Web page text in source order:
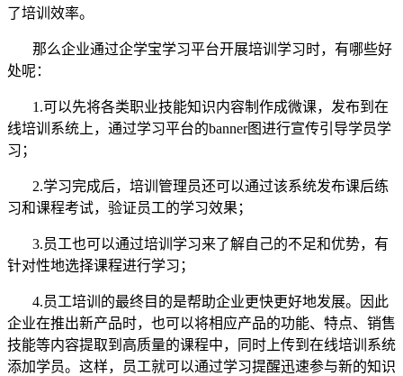
了培训效率。
那么企业通过企学宝学习平台开展培训学习时，有哪些好
处呢：
1.可以先将各类职业技能知识内容制作成微课，发布到在
线培训系统上，通过学习平台的banner图进行宣传引导学员学
习；
2.学习完成后，培训管理员还可以通过该系统发布课后练
习和课程考试，验证员工的学习效果；
3.员工也可以通过培训学习来了解自己的不足和优势，有
针对性地选择课程进行学习；
4.员工培训的最终目的是帮助企业更快更好地发展。因此
企业在推出新产品时，也可以将相应产品的功能、特点、销售
技能等内容提取到高质量的课程中，同时上传到在线培训系统
添加学员。这样，员工就可以通过学习提醒迅速参与新的知识